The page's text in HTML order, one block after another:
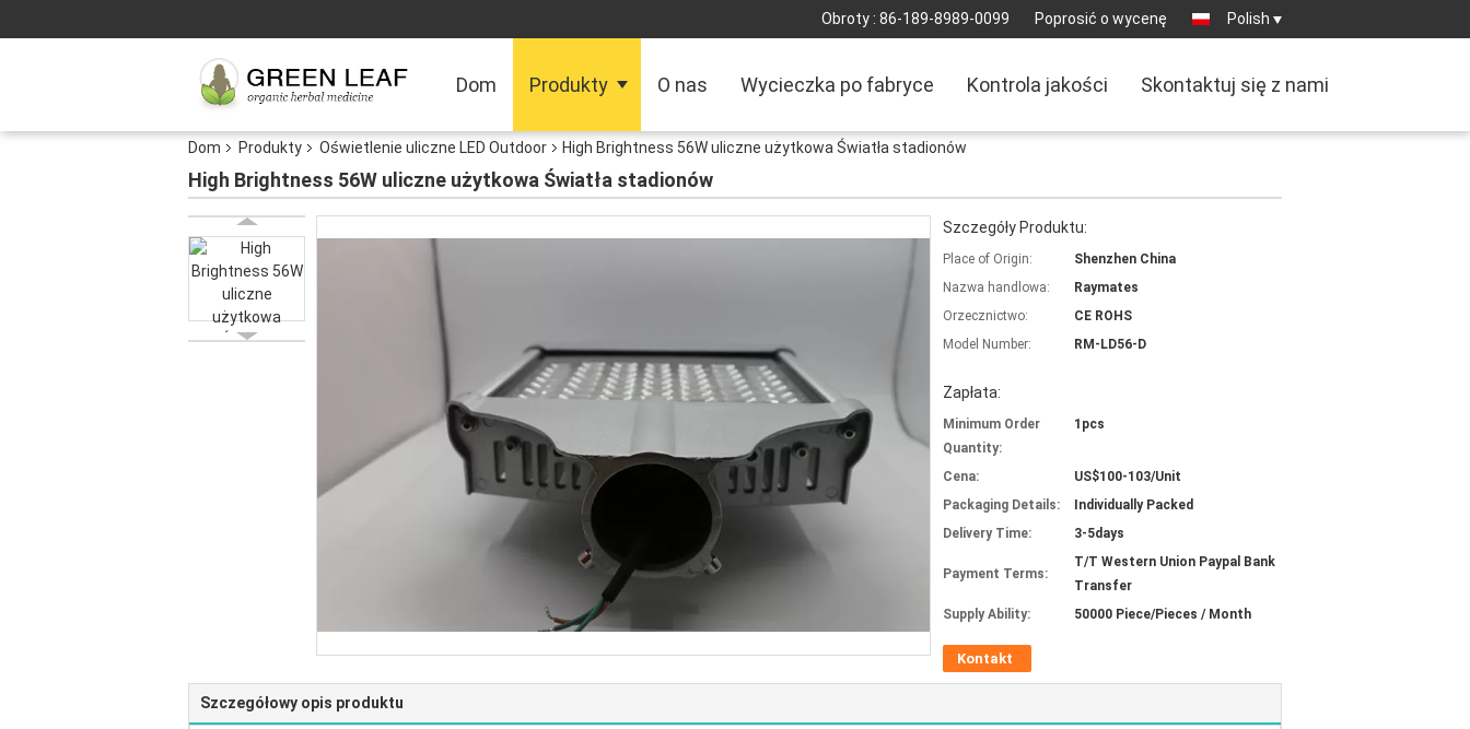
Obroty : 86-189-8989-0099 Poprosić o wycenę Polish
Dom Produkty O nas Wycieczka po fabryce Kontrola jakości Skontaktuj się z nami
Dom Produkty Oświetlenie uliczne LED Outdoor High Brightness 56W uliczne użytkowa Światła stadionów
High Brightness 56W uliczne użytkowa Światła stadionów
Szczegóły Produktu:
Place of Origin:
Shenzhen China
Nazwa handlowa:
Raymates
Orzecznictwo:
CE ROHS
Model Number:
RM-LD56-D
Zapłata:
Minimum Order
Quantity:
1pcs
Cena:
US$100-103/Unit
Packaging Details:
Individually Packed
Delivery Time:
3-5days
Payment Terms:
T/T Western Union Paypal Bank
Transfer
Supply Ability:
50000 Piece/Pieces / Month
Kontakt
Szczegółowy opis produktu